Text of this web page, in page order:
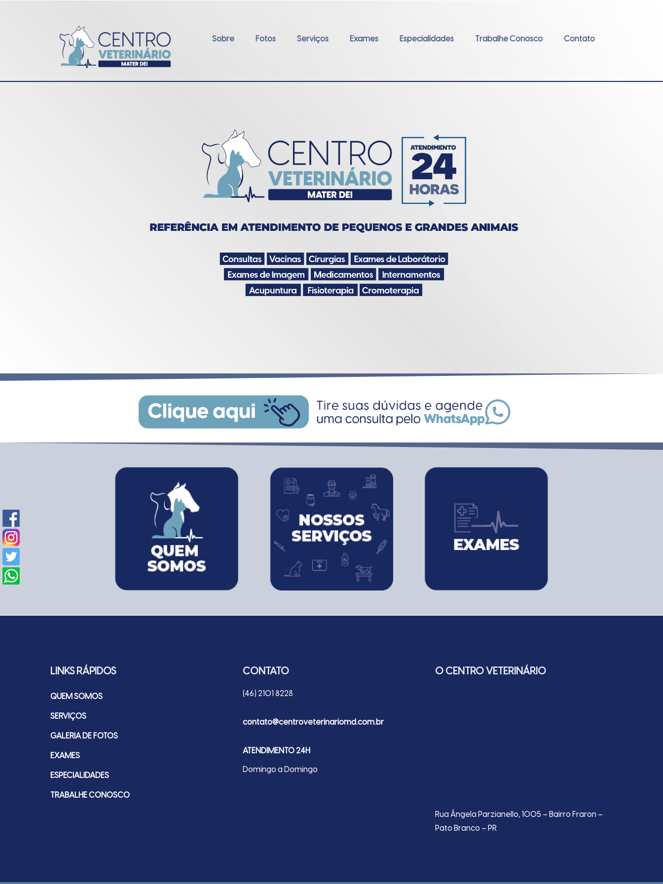
Sobre Fotos Serviços Exames Especialidades Trabalhe Conosco Contato
LINKS RÁPIDOS
QUEM SOMOS
SERVIÇOS
GALERIA DE FOTOS
EXAMES
ESPECIALIDADES
TRABALHE CONOSCO
CONTATO
(46) 2101 8228
contato@centroveterinariomd.com.br
ATENDIMENTO 24H
Domingo a Domingo
O CENTRO VETERINÁRIO
Rua Ângela Parzianello, 1005 – Bairro Fraron –
Pato Branco – PR